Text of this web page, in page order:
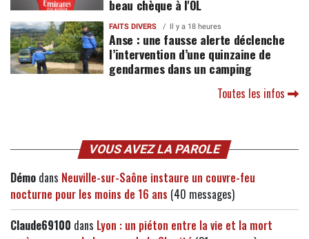
beau chèque à l'OL
FAITS DIVERS Il y a 18 heures
Anse : une fausse alerte déclenche
l’intervention d’une quinzaine de
gendarmes dans un camping
Toutes les infos
VOUS AVEZ LA PAROLE
Démo dans Neuville-sur-Saône instaure un couvre-feu
nocturne pour les moins de 16 ans (40 messages)
Claude69100 dans Lyon : un piéton entre la vie et la mort